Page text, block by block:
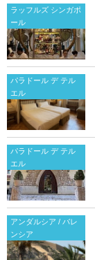
ラッフルズ シンガポ
ール
パラドール デ テル
エル
パラドール デ テル
エル
アンダルシア / バレ
ンシア